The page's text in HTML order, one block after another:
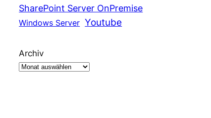
SharePoint Server OnPremise
Windows Server Youtube
Archiv